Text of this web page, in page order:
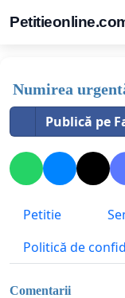
Numirea
Publică pe
Petitie
Politică de
Comentarii